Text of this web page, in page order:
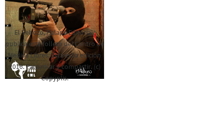
El Rebozo, Palapa Editorial,
publica este folleto del Centro de
Medios Libres. Esta es la edición
2016. Para rolar y compartir. (c)
Copyplis.